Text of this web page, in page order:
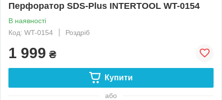
Перфоратор SDS-Plus INTERTOOL WT-0154
В наявності
Код: WT-0154
Роздріб
1 999 ₴
Купити
або